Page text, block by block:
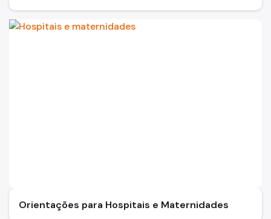
Orientações para Hospitais e Maternidades